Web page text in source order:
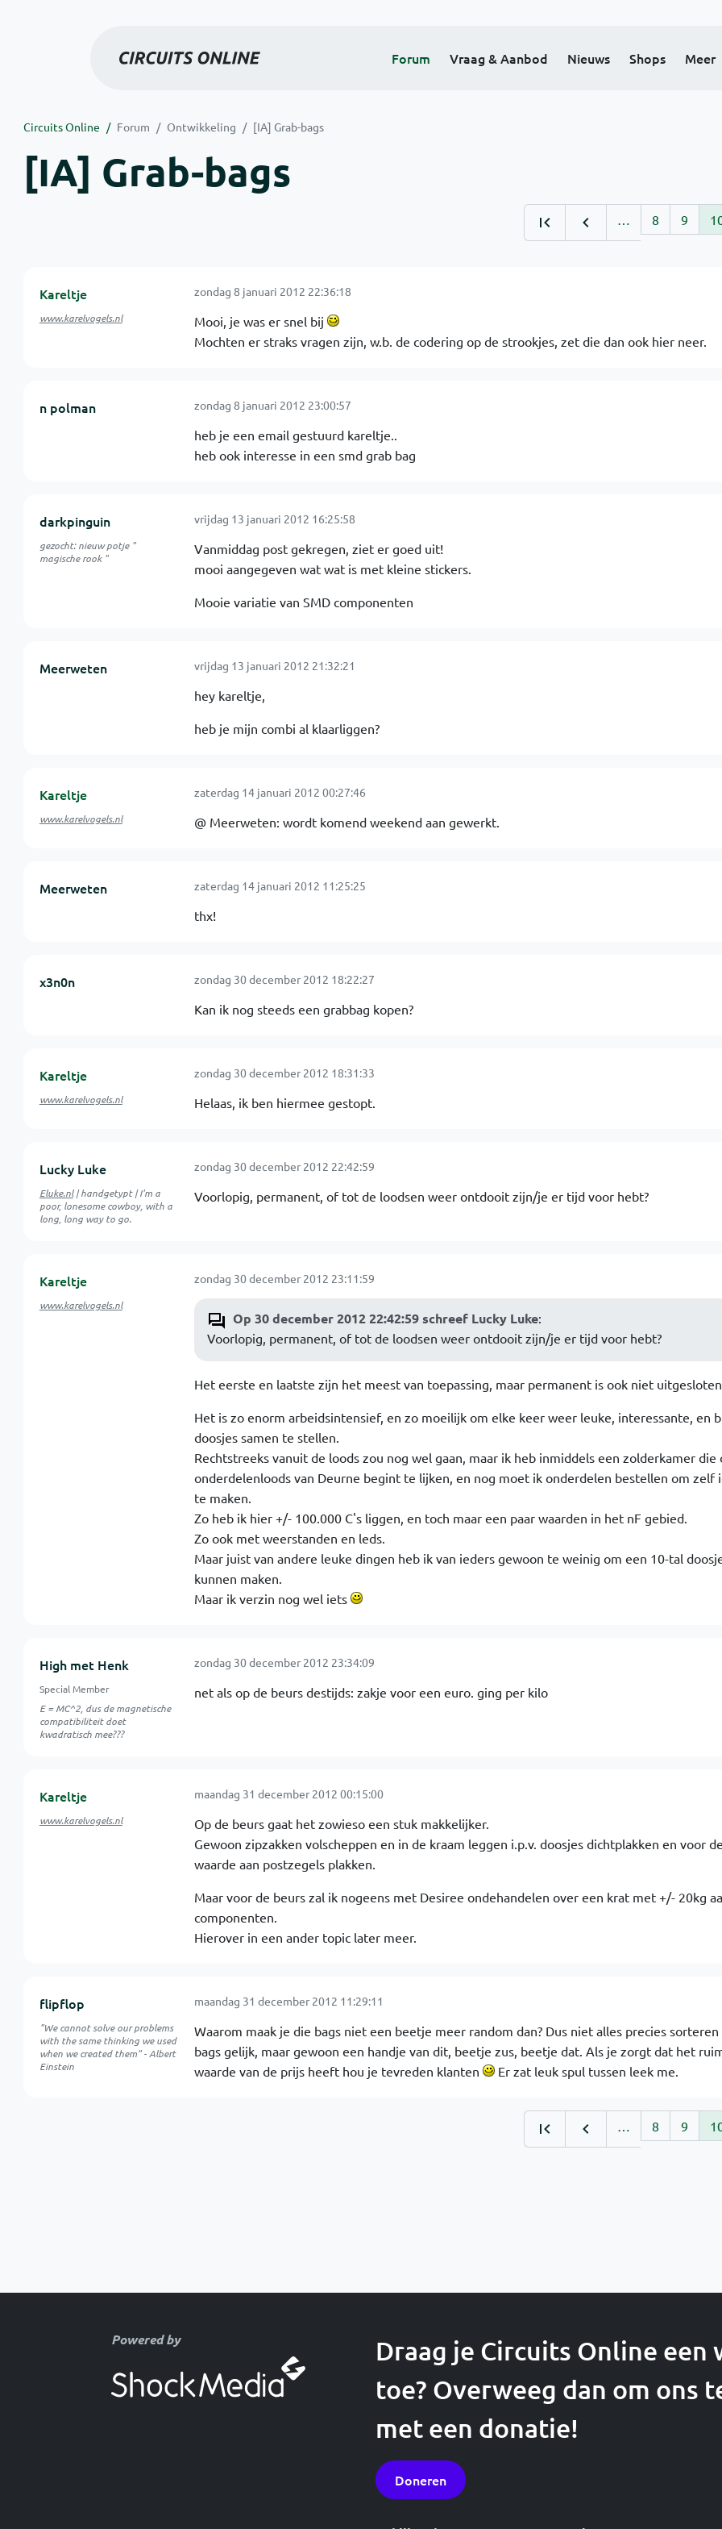
Forum Vraag & Aanbod Nieuws Shops Meer
Circuits Online Forum Ontwikkeling [IA] Grab-bags
[IA] Grab-bags
… 8 9
Kareltje
www.karelvogels.nl
zondag 8 januari 2012 22:36:18
Mooi, je was er snel bij
Mochten er straks vragen zijn, w.b. de codering op de strookjes, zet die dan ook hier neer.
n polman zondag 8 januari 2012 23:00:57
heb je een email gestuurd kareltje..
heb ook interesse in een smd grab bag
darkpinguin
gezocht: nieuw potje "
magische rook "
vrijdag 13 januari 2012 16:25:58
Vanmiddag post gekregen, ziet er goed uit!
mooi aangegeven wat wat is met kleine stickers.
Mooie variatie van SMD componenten
Meerweten vrijdag 13 januari 2012 21:32:21
hey kareltje,
heb je mijn combi al klaarliggen?
Kareltje
www.karelvogels.nl
zaterdag 14 januari 2012 00:27:46
@ Meerweten: wordt komend weekend aan gewerkt.
Meerweten zaterdag 14 januari 2012 11:25:25
thx!
x3n0n zondag 30 december 2012 18:22:27
Kan ik nog steeds een grabbag kopen?
Kareltje
www.karelvogels.nl
zondag 30 december 2012 18:31:33
Helaas, ik ben hiermee gestopt.
Lucky Luke
Eluke.nl| handgetypt | I'm a
poor, lonesome cowboy, with a
long, long way to go.
zondag 30 december 2012 22:42:59
Voorlopig, permanent, of tot de loodsen weer ontdooit zijn/je er tijd voor hebt?
Kareltje
www.karelvogels.nl
zondag 30 december 2012 23:11:59
Op 30 december 2012 22:42:59 schreef Lucky Luke:
Voorlopig, permanent, of tot de loodsen weer ontdooit zijn/je er tijd voor hebt?
Het eerste en laatste zijn het meest van toepassing, maar permanent is ook niet
Het is zo enorm arbeidsintensief, en zo moeilijk om elke keer weer leuke, interessante, en
doosjes samen te stellen.
Rechtstreeks vanuit de loods zou nog wel gaan, maar ik heb inmiddels een zolderkamer die
onderdelenloods van Deurne begint te lijken, en nog moet ik onderdelen bestellen om zelf
te maken.
Zo heb ik hier +/- 100.000 C's liggen, en toch maar een paar waarden in het nF gebied.
Zo ook met weerstanden en leds.
Maar juist van andere leuke dingen heb ik van ieders gewoon te weinig om een 10-tal
kunnen maken.
Maar ik verzin nog wel iets
High met Henk
Special Member
E = MC^2, dus de magnetische
compatibiliteit doet
kwadratisch mee???
zondag 30 december 2012 23:34:09
net als op de beurs destijds: zakje voor een euro. ging per kilo
Kareltje
www.karelvogels.nl
maandag 31 december 2012 00:15:00
Op de beurs gaat het zowieso een stuk makkelijker.
Gewoon zipzakken volscheppen en in de kraam leggen i.p.v. doosjes dichtplakken en voor
waarde aan postzegels plakken.
Maar voor de beurs zal ik nogeens met Desiree ondehandelen over een krat met +/- 20kg
componenten.
Hierover in een ander topic later meer.
flipflop
"We cannot solve our problems
with the same thinking we used
when we created them" - Albert
Einstein
maandag 31 december 2012 11:29:11
Waarom maak je die bags niet een beetje meer random dan? Dus niet alles precies sorteren
bags gelijk, maar gewoon een handje van dit, beetje zus, beetje dat. Als je zorgt dat het
waarde van de prijs heeft hou je tevreden klanten
Er zat leuk spul tussen leek me.
… 8 9
Powered by
Draag je Circuits Online een
toe? Overweeg dan om ons
met een donatie!
Doneren